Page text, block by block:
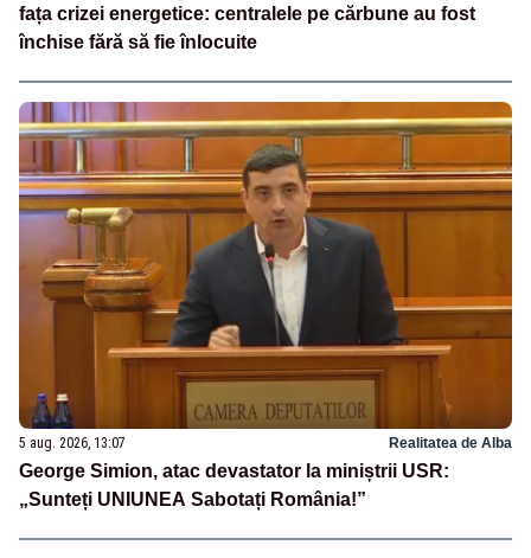
fața crizei energetice: centralele pe cărbune au fost
închise fără să fie înlocuite
5 aug. 2026, 13:07 Realitatea de Alba
George Simion, atac devastator la miniștrii USR:
„Sunteți UNIUNEA Sabotați România!”